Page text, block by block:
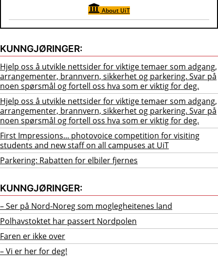
About UiT
KUNNGJØRINGER:
Hjelp oss å utvikle nettsider for viktige temaer som adgang,
arrangementer, brannvern, sikkerhet og parkering. Svar på
noen spørsmål og fortell oss hva som er viktig for deg.
Hjelp oss å utvikle nettsider for viktige temaer som adgang,
arrangementer, brannvern, sikkerhet og parkering. Svar på
noen spørsmål og fortell oss hva som er viktig for deg.
First Impressions... photovoice competition for visiting
students and new staff on all campuses at UiT
Parkering: Rabatten for elbiler fjernes
KUNNGJØRINGER:
– Ser på Nord-Noreg som moglegheitenes land
Polhavstoktet har passert Nordpolen
Faren er ikke over
– Vi er her for deg!